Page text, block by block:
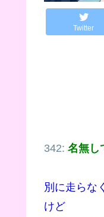
Twitter
342: 名無し
別に走らな
けど